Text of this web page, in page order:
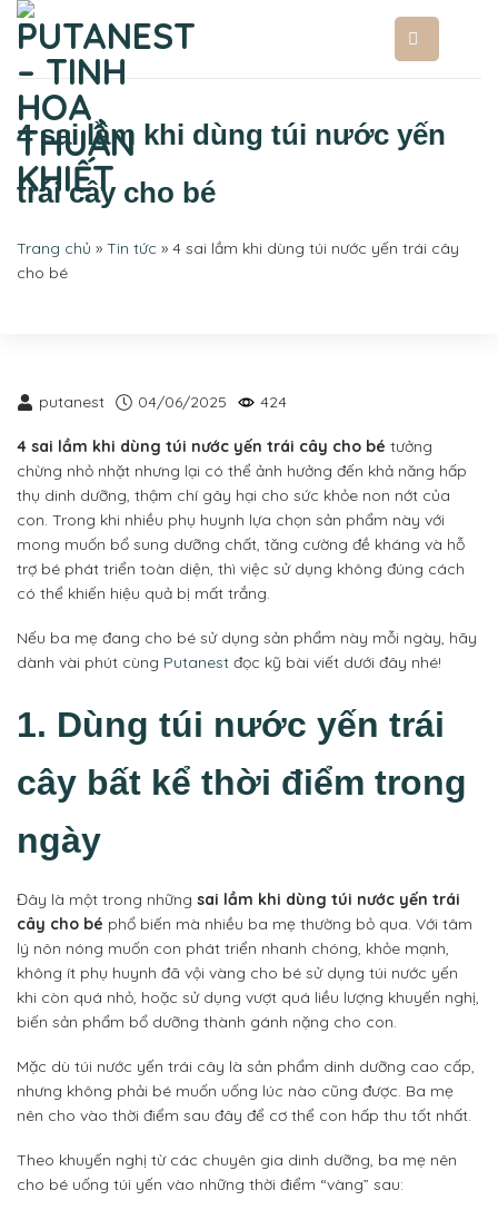
Bỏ
qua
nội
dung
4 sai lầm khi dùng túi nước yến
trái cây cho bé
Trang chủ » Tin tức » 4 sai lầm khi dùng túi nước yến trái cây
cho bé
putanest 04/06/2025 424
4 sai lầm khi dùng túi nước yến trái cây cho bé tưởng
chừng nhỏ nhặt nhưng lại có thể ảnh hưởng đến khả năng hấp
thụ dinh dưỡng, thậm chí gây hại cho sức khỏe non nớt của
con. Trong khi nhiều phụ huynh lựa chọn sản phẩm này với
mong muốn bổ sung dưỡng chất, tăng cường đề kháng và hỗ
trợ bé phát triển toàn diện, thì việc sử dụng không đúng cách
có thể khiến hiệu quả bị mất trắng.
Nếu ba mẹ đang cho bé sử dụng sản phẩm này mỗi ngày, hãy
dành vài phút cùng Putanest đọc kỹ bài viết dưới đây nhé!
1. Dùng túi nước yến trái
cây bất kể thời điểm trong
ngày
Đây là một trong những sai lầm khi dùng túi nước yến trái
cây cho bé phổ biến mà nhiều ba mẹ thường bỏ qua. Với tâm
lý nôn nóng muốn con phát triển nhanh chóng, khỏe mạnh,
không ít phụ huynh đã vội vàng cho bé sử dụng túi nước yến
khi còn quá nhỏ, hoặc sử dụng vượt quá liều lượng khuyến nghị,
biến sản phẩm bổ dưỡng thành gánh nặng cho con.
Mặc dù túi nước yến trái cây là sản phẩm dinh dưỡng cao cấp,
nhưng không phải bé muốn uống lúc nào cũng được. Ba mẹ
nên cho vào thời điểm sau đây để cơ thể con hấp thu tốt nhất.
Theo khuyến nghị từ các chuyên gia dinh dưỡng, ba mẹ nên
cho bé uống túi yến vào những thời điểm “vàng” sau: